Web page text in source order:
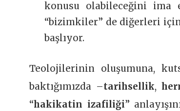
konusu olabileceğini ima
“bizimkiler” de diğerleri
başlıyor.
Teolojilerinin oluşumuna,
baktığımızda –tarihsellik,
“hakikatin izafiliği”